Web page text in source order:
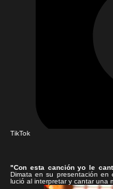
TikTok
"Con esta canción yo le
Dimata en su presentación
lució al interpretar y cantar una